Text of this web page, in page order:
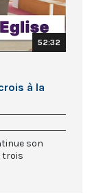
52:32
à la
son
trois